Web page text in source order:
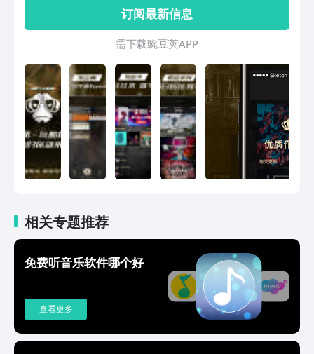
助。BeatsHome提供了音乐人和制作人
建立合作关系的机会，助力中国原创音乐
蓬勃发展。
哈内容(原创说唱)，地理位置交友、圈子
社交及票务等功能，为年轻潮人提供了丰
富的交互。覆盖国内外音乐、舞蹈、涂
鸦、DJ电音、街头极限、派对文化、服饰
潮流等泛嘻哈原创内容，还拥有1000+嘻
哈厂牌艺人资源。【嘿吼内容简介】嘿
吼-原创说唱集中营各大分区如下：嘻哈
MV（潮人推荐）：热点、原唱、饶舌、
B-box、伴奏MV电音台（百大现场）：
现场、MV 动感街舞：Jazz、Popping、
Breaking、Hiphop等其他潮拍：潮人
改进，离不开您的建议，嘿吼君在这一如
客服邮箱：sales@heyhou.com#嘿吼，
因嘻哈而坚持#
订阅最新信息
需 下 载 豌 豆 荚 A P P
相关专题推荐
免费听音乐软件哪个好
查看更多